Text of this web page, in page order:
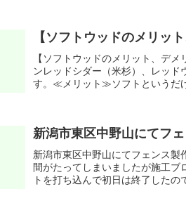
【ソフトウッドのメリッ
【ソフトウッドのメリット、デ
ンレッドシダー（米杉）、レッ
す。≪メリット≫ソフトというだ
新潟市東区中野山にてフ
新潟市東区中野山にてフェンス
間がたってしまいましたが施工
トを打ち込んで初日は終了したの